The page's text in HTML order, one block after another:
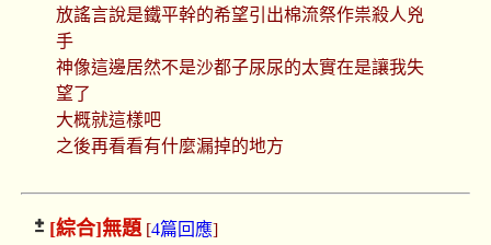
放謠言說是鐵平幹的希望引出棉流祭作祟殺人兇
手
神像這邊居然不是沙都子尿尿的太實在是讓我失
望了
大概就這樣吧
之後再看看有什麼漏掉的地方
[綜合]無題[4篇回應]